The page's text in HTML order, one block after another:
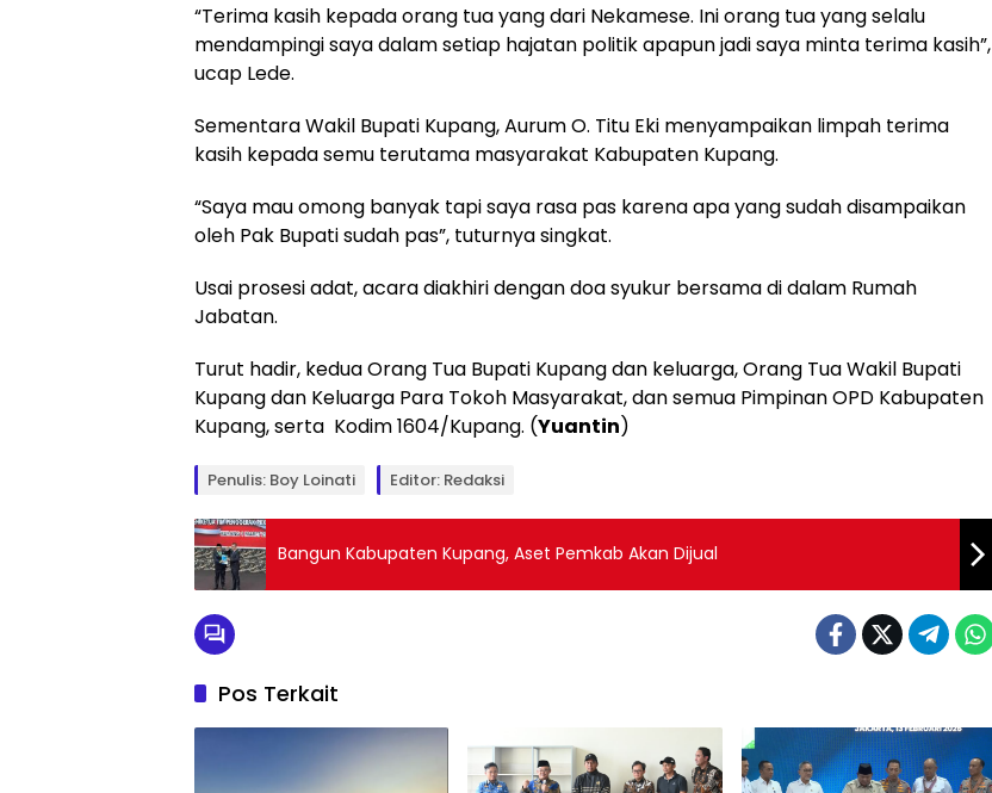
“Terima kasih kepada orang tua yang dari Nekamese. Ini orang tua yang selalu
mendampingi saya dalam setiap hajatan politik apapun jadi saya minta terima kasih”,
ucap Lede.
Sementara Wakil Bupati Kupang, Aurum O. Titu Eki menyampaikan limpah terima
kasih kepada semu terutama masyarakat Kabupaten Kupang.
“Saya mau omong banyak tapi saya rasa pas karena apa yang sudah disampaikan
oleh Pak Bupati sudah pas”, tuturnya singkat.
Usai prosesi adat, acara diakhiri dengan doa syukur bersama di dalam Rumah
Jabatan.
Turut hadir, kedua Orang Tua Bupati Kupang dan keluarga, Orang Tua Wakil Bupati
Kupang dan Keluarga Para Tokoh Masyarakat, dan semua Pimpinan OPD Kabupaten
Kupang, serta Kodim 1604/Kupang. (Yuantin)
Penulis: Boy Loinati Editor: Redaksi
Bangun Kabupaten Kupang, Aset Pemkab Akan Dijual
Pos Terkait